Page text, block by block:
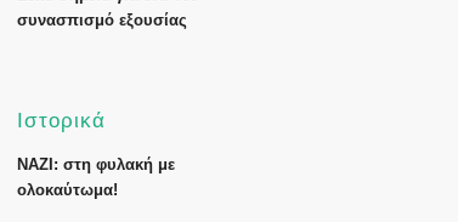
συνασπισμό εξουσίας
Ιστορικά
ΝΑΖΙ: στη φυλακή με
ολοκαύτωμα!